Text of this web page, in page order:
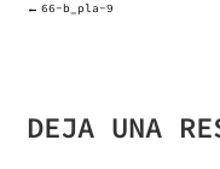
NAVEGACIÓN
ENTRADAS
66-b_pla-9
DEJA UNA